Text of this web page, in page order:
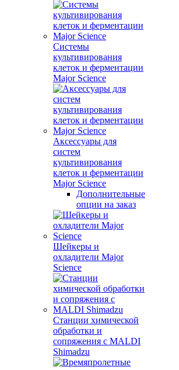
Системы
культивирования
клеток и ферментации
Major Science
Аксессуары для
систем
культивирования
клеток и ферментации
Major Science
Дополнительные
опции на заказ
Шейкеры и
охладители Major
Science
Станции химической
обработки и
сопряжения с MALDI
Shimadzu